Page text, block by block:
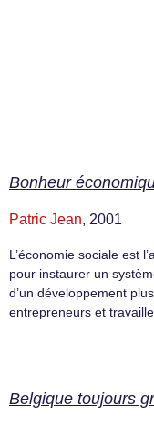
Bonheur
Patric Jean, 2001
L’économie sociale est
pour instaurer un
d’un développement
entrepreneurs et
Belgique toujours